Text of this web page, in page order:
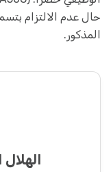
حال عدم الالتزام
المذكور.